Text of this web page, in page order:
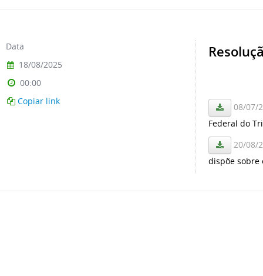
08/07/
Federal do
20/08/
dispõe sobre
Data
18/08/2025
00:00
Copiar link